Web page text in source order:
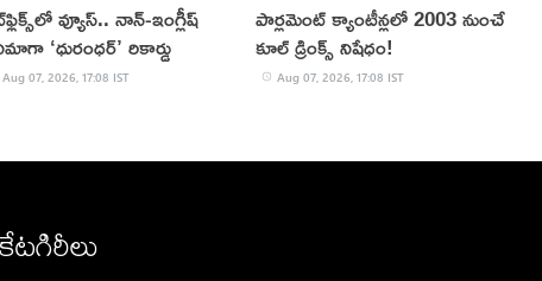
వ్యూస్.. నాన్-ఇంగ్లీష్
‘ధురంధర్’ రికార్డు
Aug 07, 2026, 17:08 IST
పార్లమెంట్ క్యాంటీన్లలో 2003 నుంచే
కూల్ డ్రింక్స్ నిషేధం!
Aug 07, 2026, 17:08 IST